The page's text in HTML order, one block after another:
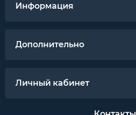
Информация
Дополнительно
Личный кабинет